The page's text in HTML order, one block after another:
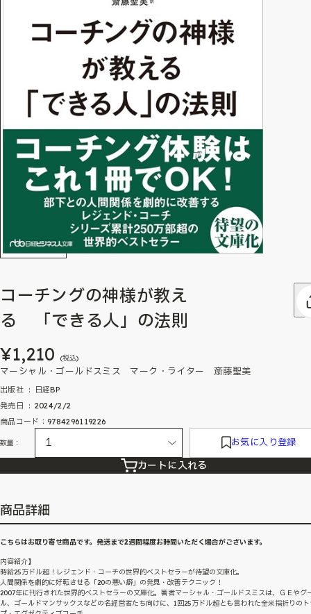
コーチングの神様が教え
る 「できる人」の法則
¥1,210 (税込)
マーシャル・ゴールドスミス マーク・ライター 斎藤聖美
出版社 ‏ : ‎ 日経BP
発売日 ‏ : ‎ 2024/2/2
商品コード：9784296119226
数量： お気に入り登録
カートに入れる
商品詳細
こちらはお取り寄せ商品です。発送まで2週間程度お時間いただく場合がございます。
内容紹介】
時給25万ドル超！レジェンド・コーチの世界的ベストセラーが待望の文庫化。
人間関係を劇的に好転させる「20の悪い癖」の発見・改善テクニック！
2007年に刊行された世界的ベストセラーの文庫化。著者マーシャル・ゴールドスミスは、ＧＥやグ
ル、ゴールドマンサックスなどの名経営者たち向けに、1回25万ドル超とも言われた全米指折りのト